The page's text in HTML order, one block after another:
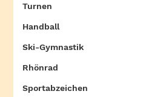
Turnen
Handball
Ski-Gymnastik
Rhönrad
Sportabzeichen